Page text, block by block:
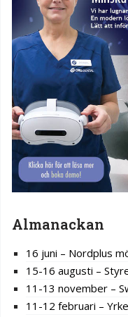
Almanackan
16 juni – Nordplus
15-16 augusti –
11-13 november –
11-12 februari –